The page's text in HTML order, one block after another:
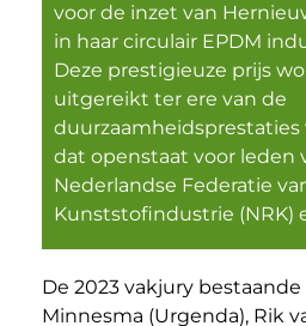
voor de inzet van
in haar circulair EPDM
Deze prestigieuze prijs
uitgereikt ter ere van de
duurzaamheidsprestaties
dat openstaat voor leden
Nederlandse Federatie
Kunststofindustrie (NRK)
De 2023 vakjury
Minnesma (Urgenda), Rik